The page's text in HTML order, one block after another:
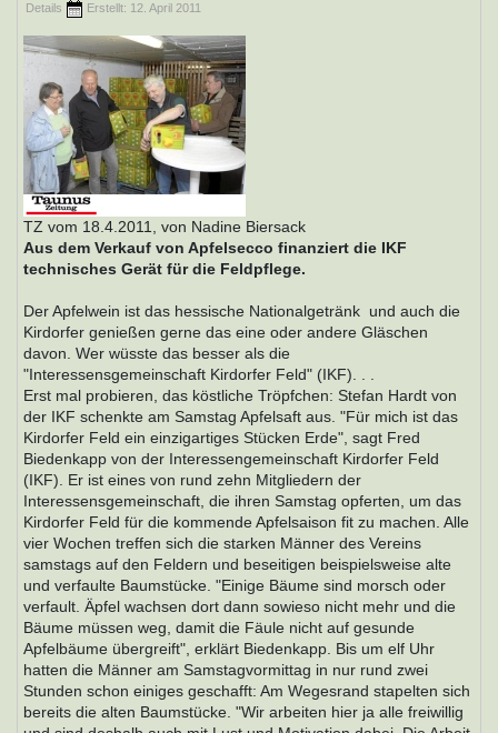
Details Erstellt: 12. April 2011
TZ vom 18.4.2011, von Nadine Biersack
Aus dem Verkauf von Apfelsecco finanziert die IKF
technisches Gerät für die Feldpflege.
Der Apfelwein ist das hessische Nationalgetränk  und auch die
Kirdorfer genießen gerne das eine oder andere Gläschen
davon. Wer wüsste das besser als die
"Interessensgemeinschaft Kirdorfer Feld" (IKF). . .
Erst mal probieren, das köstliche Tröpfchen: Stefan Hardt von
der IKF schenkte am Samstag Apfelsaft aus. "Für mich ist das
Kirdorfer Feld ein einzigartiges Stücken Erde", sagt Fred
Biedenkapp von der Interessengemeinschaft Kirdorfer Feld
(IKF). Er ist eines von rund zehn Mitgliedern der
Interessensgemeinschaft, die ihren Samstag opferten, um das
Kirdorfer Feld für die kommende Apfelsaison fit zu machen. Alle
vier Wochen treffen sich die starken Männer des Vereins
samstags auf den Feldern und beseitigen beispielsweise alte
und verfaulte Baumstücke. "Einige Bäume sind morsch oder
verfault. Äpfel wachsen dort dann sowieso nicht mehr und die
Bäume müssen weg, damit die Fäule nicht auf gesunde
Apfelbäume übergreift", erklärt Biedenkapp. Bis um elf Uhr
hatten die Männer am Samstagvormittag in nur rund zwei
Stunden schon einiges geschafft: Am Wegesrand stapelten sich
bereits die alten Baumstücke. "Wir arbeiten hier ja alle freiwillig